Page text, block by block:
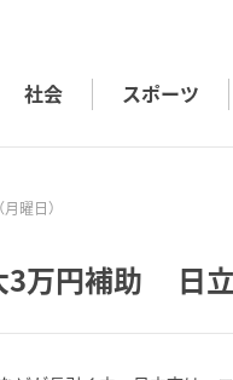
社会 スポーツ
曜日）
3万円補助 日